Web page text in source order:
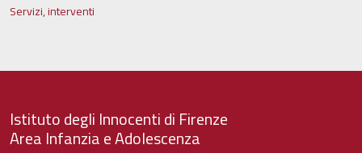
Servizi, interventi
Istituto degli Innocenti di Firenze
Area Infanzia e Adolescenza